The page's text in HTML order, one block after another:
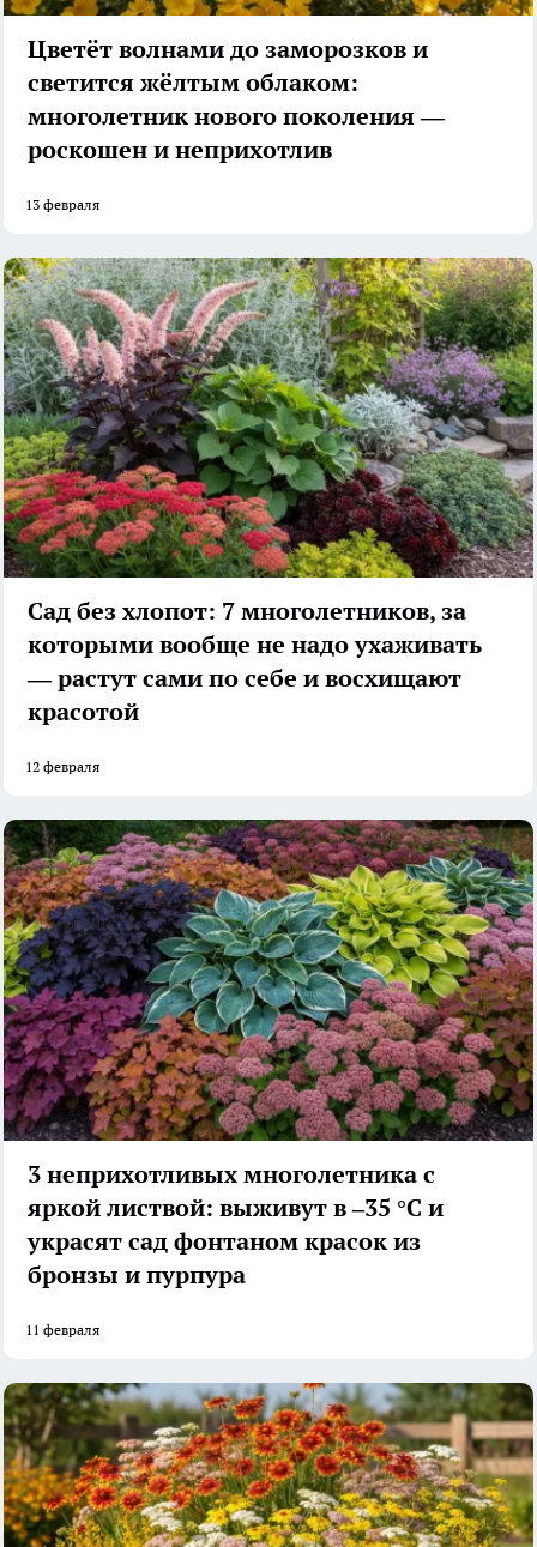
Цветёт волнами до заморозков и
светится жёлтым облаком:
многолетник нового поколения —
роскошен и неприхотлив
13 февраля
Сад без хлопот: 7 многолетников, за
которыми вообще не надо ухаживать
— растут сами по себе и восхищают
красотой
12 февраля
3 неприхотливых многолетника с
яркой листвой: выживут в –35 °C и
украсят сад фонтаном красок из
бронзы и пурпура
11 февраля